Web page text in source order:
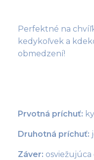
Perfektné na
kedykoľvek a
obmedzení!
Prvotná príchuť:
Druhotná príchuť:
Záver: osviežujúca